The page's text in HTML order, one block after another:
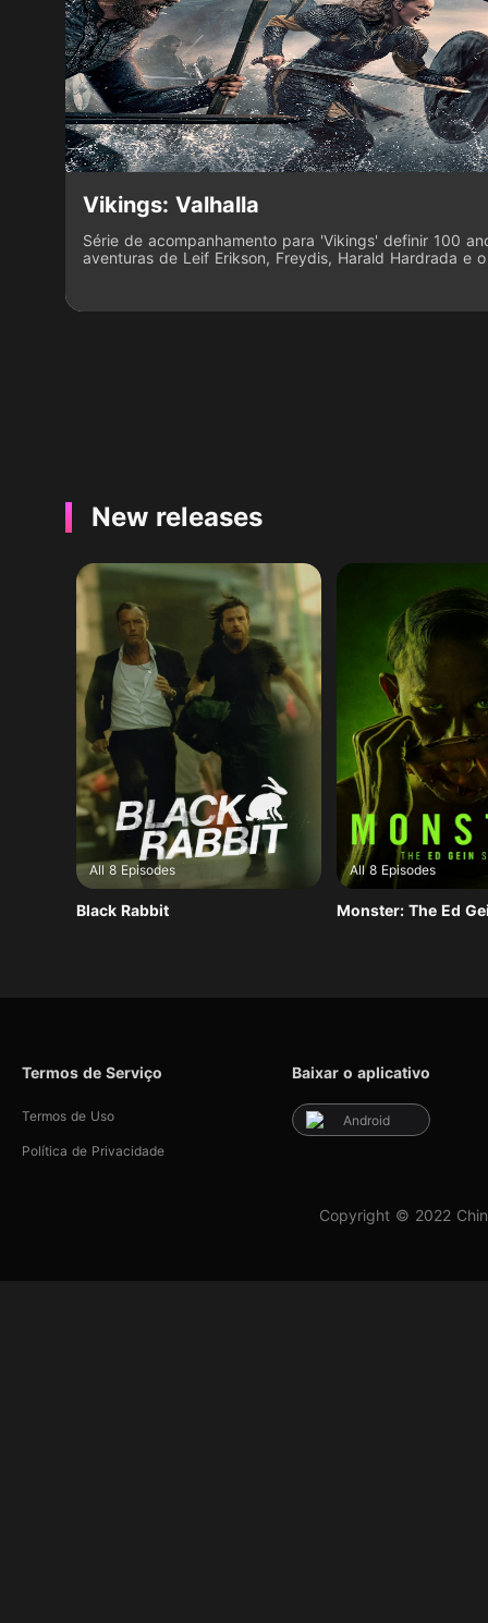
Vikings: Valhalla
Série de acompanhamento para 'Vikings' definir 100
aventuras de Leif Erikson, Freydis, Harald Hardrada e
New releases
All 8 Episodes
Black Rabbit
All 8 Episodes
Monster: The Ed
Termos de Serviço
Termos de Uso
Política de Privacidade
Baixar o aplicativo
Android
Copyright © 2022